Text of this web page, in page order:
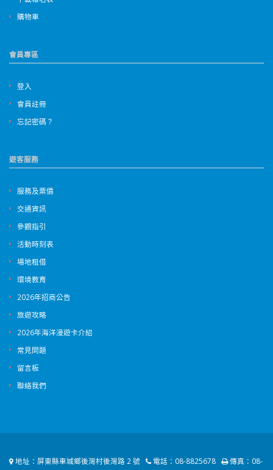
購物車
會員專區
登入
會員註冊
忘記密碼？
遊客服務
服務及票價
交通資訊
參觀指引
活動時刻表
場地租借
環境教育
2026年招商公告
旅遊攻略
2026年海洋漫遊卡介紹
常見問題
留言板
聯絡我們
地址： 屏東縣車城鄉後灣村後灣路 2 號 電話： 08-8825678 傳真： 08-